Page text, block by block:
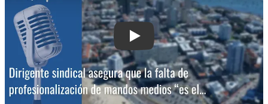
Play: Dirigente sindical asegura que